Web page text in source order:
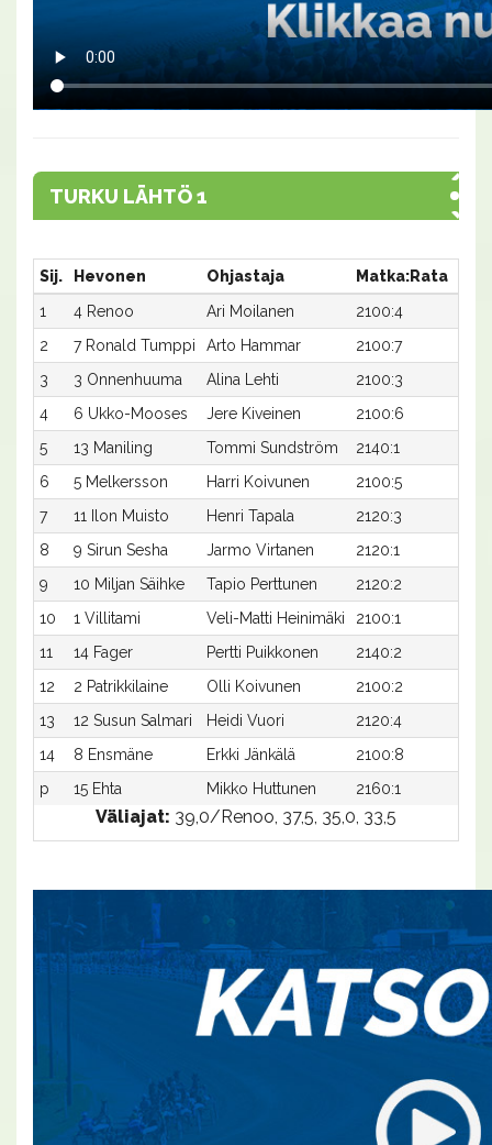
TURKU LÄHTÖ 1
Sij. Hevonen Ohjastaja Matka:Rata
1
4 Renoo Ari Moilanen 2100:4
2
7 Ronald Tumppi Arto Hammar 2100:7
3
3 Onnenhuuma Alina Lehti 2100:3
4
6 Ukko-Mooses Jere Kiveinen 2100:6
5
13 Maniling Tommi Sundström 2140:1
6
5 Melkersson Harri Koivunen 2100:5
7
11 Ilon Muisto Henri Tapala 2120:3
8
9 Sirun Sesha Jarmo Virtanen 2120:1
9
10 Miljan Säihke Tapio Perttunen 2120:2
10
1 Villitami Veli-Matti Heinimäki 2100:1
11
14 Fager Pertti Puikkonen 2140:2
12
2 Patrikkilaine Olli Koivunen 2100:2
13
12 Susun Salmari Heidi Vuori 2120:4
14
8 Ensmäne Erkki Jänkälä 2100:8
p
15 Ehta Mikko Huttunen 2160:1
Väliajat: 39,0/Renoo, 37,5, 35,0, 33,5